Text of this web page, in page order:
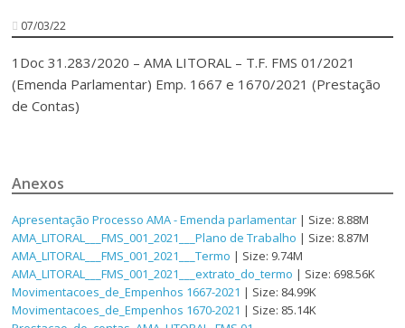
07/03/22
1Doc 31.283/2020 – AMA LITORAL – T.F. FMS 01/2021
(Emenda Parlamentar) Emp. 1667 e 1670/2021 (Prestação
de Contas)
Anexos
Apresentação Processo AMA - Emenda parlamentar | Size: 8.88M
AMA_LITORAL___FMS_001_2021___Plano de Trabalho | Size: 8.87M
AMA_LITORAL___FMS_001_2021___Termo | Size: 9.74M
AMA_LITORAL___FMS_001_2021___extrato_do_termo | Size: 698.56K
Movimentacoes_de_Empenhos 1667-2021 | Size: 84.99K
Movimentacoes_de_Empenhos 1670-2021 | Size: 85.14K